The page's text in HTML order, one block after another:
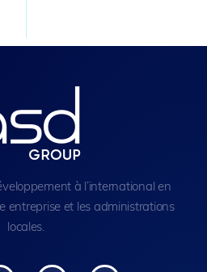
à l’international en
entreprise et les administrations
locales.